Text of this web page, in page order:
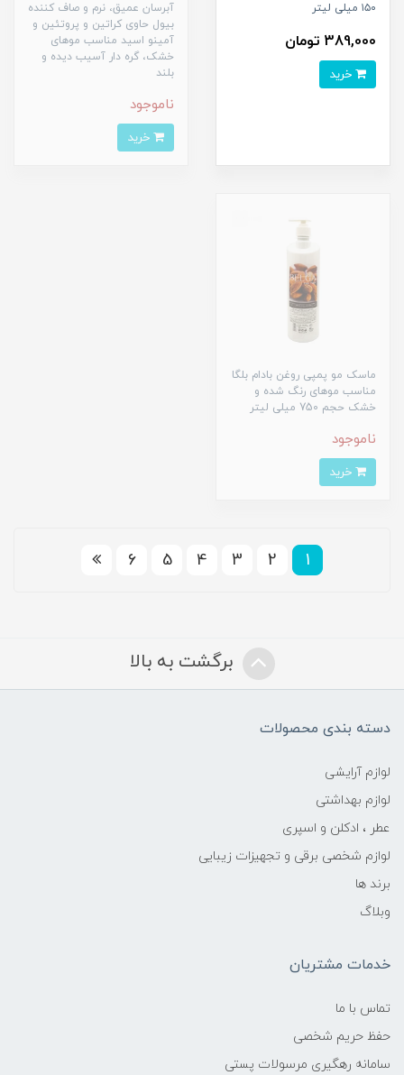
۱۵۰ میلی لیتر
389,000 تومان
آبرسان عمیق، نرم و صاف کننده
بیول حاوی کراتین و پروتئین و
آمینو اسید مناسب موهای
خشک، گره دار آسیب دیده و
بلند
ناموجود
ماسک مو پمپی روغن بادام بلگا
مناسب موهای رنگ شده و
خشک حجم 750 میلی لیتر
ناموجود
1
2
3
4
5
6
برگشت به بالا
دسته بندی محصولات
لوازم آرایشی
لوازم بهداشتی
عطر ، ادکلن و اسپری
لوازم شخصی برقی و تجهیزات زیبایی
برند ها
وبلاگ
خدمات مشتریان
تماس با ما
حفظ حریم شخصی
سامانه رهگیری مرسولات پستی